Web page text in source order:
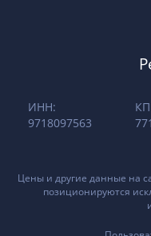
ИНН:
9718097563
Цены и другие данные на
позиционируются